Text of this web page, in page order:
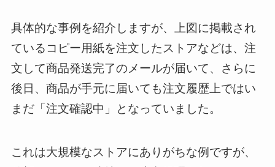
具体的な事例を紹介しますが、上図に掲載され
ているコピー用紙を注文したストアなどは、注
文して商品発送完了のメールが届いて、さらに
後日、商品が手元に届いても注文履歴上ではい
まだ「注文確認中」となっていました。
これは大規模なストアにありがちな例ですが、